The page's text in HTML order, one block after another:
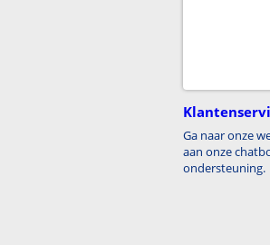
Ga naar onze
aan onze
ondersteuning.